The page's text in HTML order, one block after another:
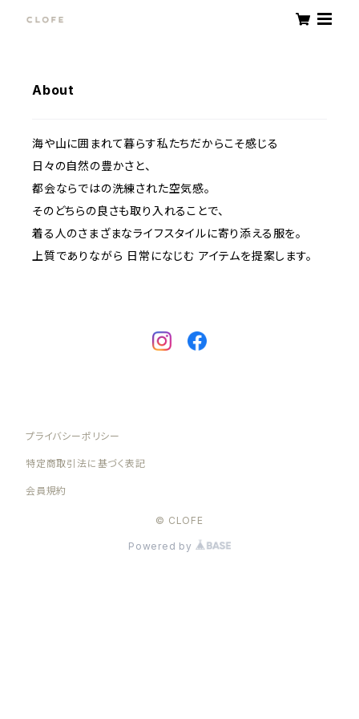
About
海や山に囲まれて暮らす私たちだからこそ感じる
日々の自然の豊かさと、
都会ならではの洗練された空気感。
そのどちらの良さも取り入れることで、
着る人のさまざまなライフスタイルに寄り添える服を。
上質でありながら 日常になじむ アイテムを提案します。
プライバシーポリシー
特定商取引法に基づく表記
会員規約
© CLOFE
Powered by